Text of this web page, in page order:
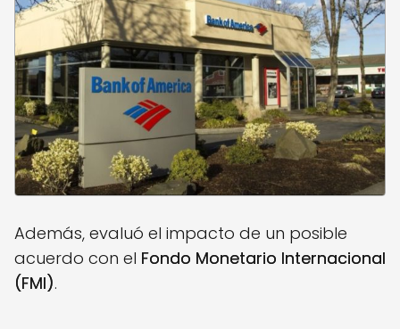
Además, evaluó el impacto de un posible
acuerdo con el Fondo Monetario Internacional
(FMI).